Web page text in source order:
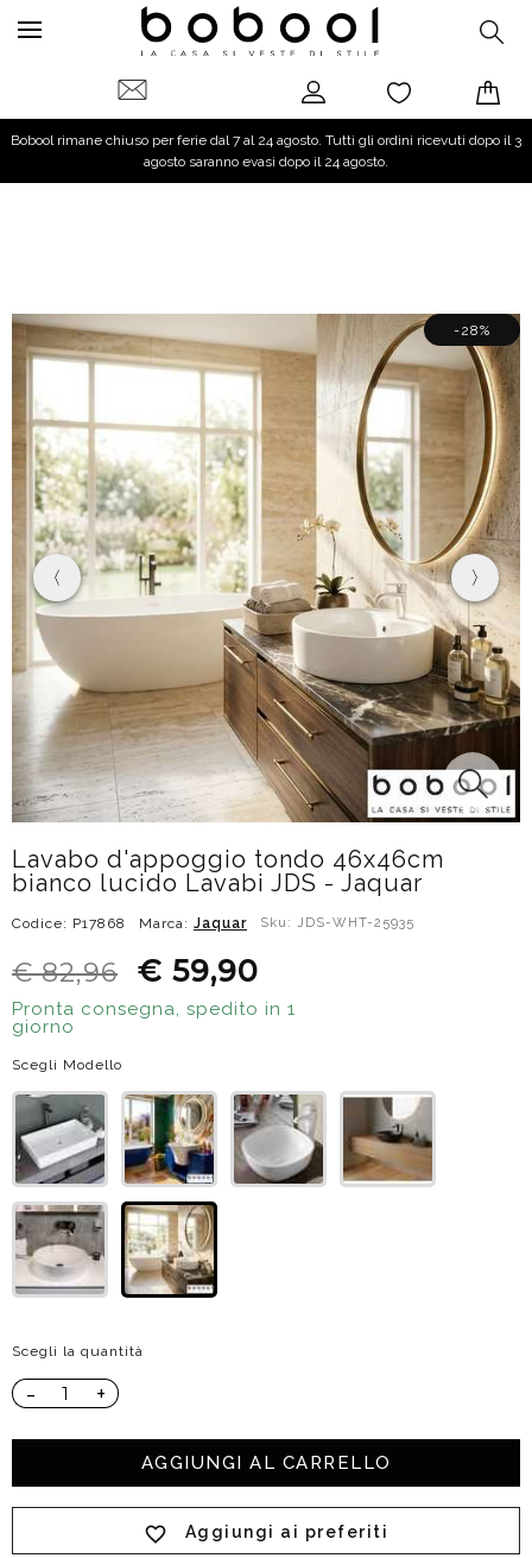
Bobool rimane chiuso per ferie dal 7 al 24 agosto. Tutti gli ordini ricevuti dopo il 3
agosto saranno evasi dopo il 24 agosto.
-28%
Lavabo d'appoggio tondo 46x46cm
bianco lucido Lavabi JDS - Jaquar
Codice: P17868 Marca: Jaquar Sku: JDS-WHT-25935
€ 82,96 € 59,90
Pronta consegna, spedito in 1
giorno
Scegli Modello
Scegli la quantità
- +
AGGIUNGI AL CARRELLO
Aggiungi ai preferiti